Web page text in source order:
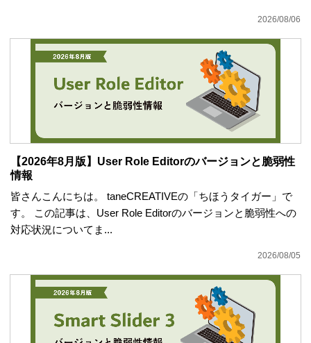
2026/08/06
【2026年8月版】User Role Editorのバージョンと脆弱性
情報
皆さんこんにちは。 taneCREATIVEの「ちほうタイガー」で
す。 この記事は、User Role Editorのバージョンと脆弱性への
対応状況についてま...
2026/08/05